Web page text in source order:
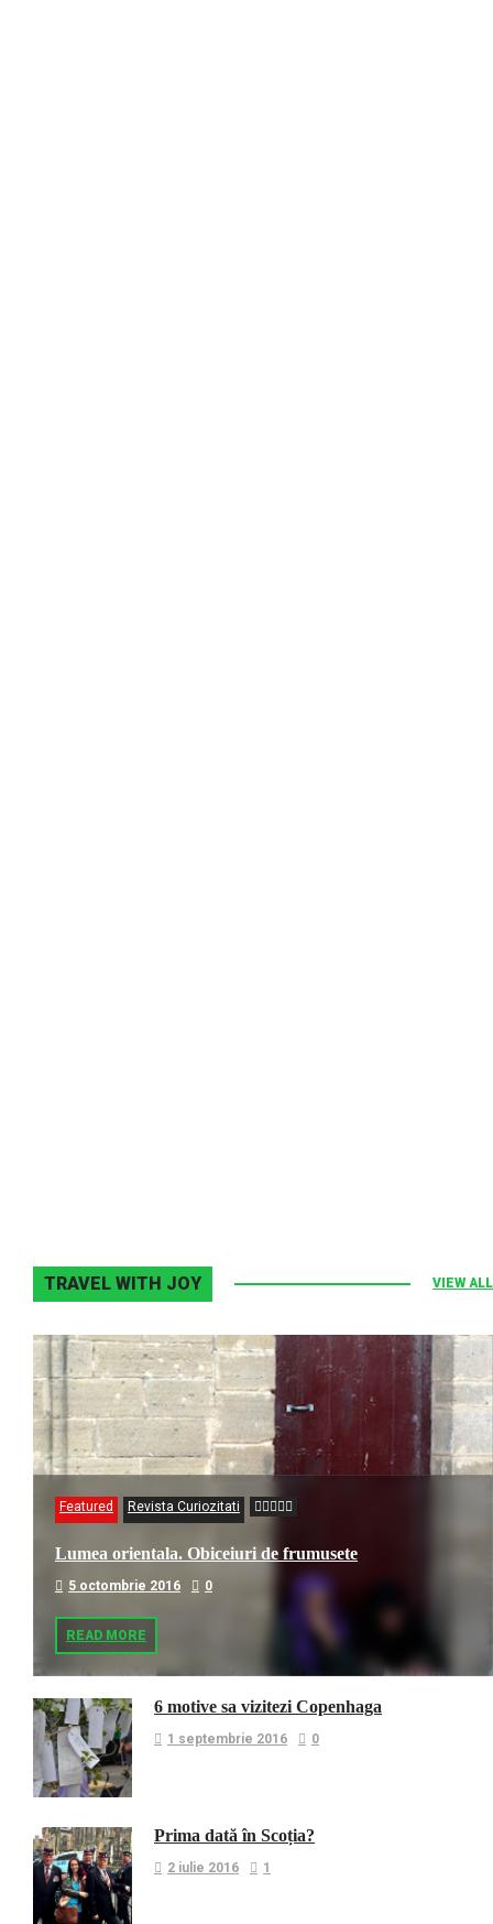
TRAVEL WITH JOY VIEW ALL
Featured Revista Curiozitati
Lumea orientala. Obiceiuri de frumusete
5 octombrie 2016 0
READ MORE
6 motive sa vizitezi Copenhaga
1 septembrie 2016 0
Prima dată în Scoția?
2 iulie 2016 1